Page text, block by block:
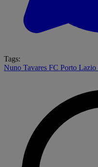
Tags:
Nuno Tavares FC Porto Lazio